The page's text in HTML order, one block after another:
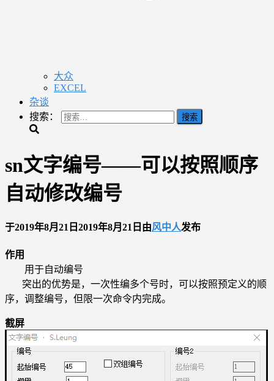
大众
EXCEL
杂谈
搜索：
sn文字编号——可以按照顺序
自动修改编号
于2019年8月21日 2019年8月21日 由风中人发布
作用
用于自动编号
突出的优势是，一次性编多个号时，可以按照预定义的顺
序，调整编号，但限一次命令内完成。
截屏